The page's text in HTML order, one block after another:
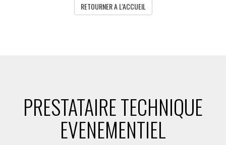
RETOURNER A L'ACCUEIL
PRESTATAIRE TECHNIQUE
EVENEMENTIEL